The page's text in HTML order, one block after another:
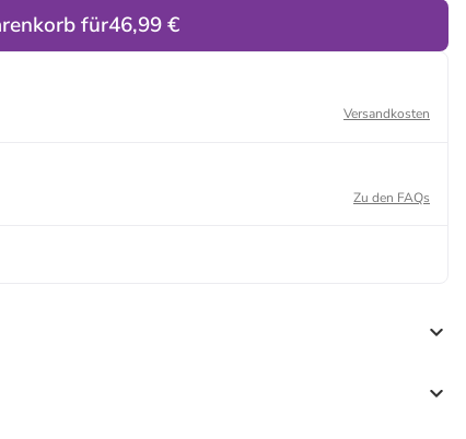
für46,99 €
Versandkosten
Zu den FAQs